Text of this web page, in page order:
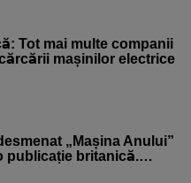
Tot mai multe companii
mașinilor electrice
„Mașina Anului”
publicație britanică.…